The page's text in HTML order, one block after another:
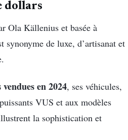
dollars
Ola Källenius et basée à
synonyme de luxe, d’artisanat et
en 2024, ses véhicules,
VUS et aux modèles
la sophistication et